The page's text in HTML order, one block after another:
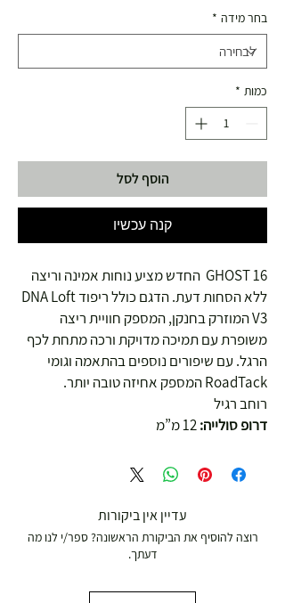
בחר מידה *
כמות *
הוסף לסל
קנה עכשיו
GHOST 16 החדש מציע נוחות אמינה וריצה
ללא הסחות דעת. הדגם כולל ריפוד DNA Loft
V3 המוזרק בחנקן, המספק חוויית ריצה
משופרת עם תמיכה מדויקת ורכה מתחת לכף
הרגל. עם שיפורים נוספים בהתאמה וגומי
RoadTack המספק אחיזה טובה יותר.
רוחב רגיל
דרופ סולייה:
עדיין אין ביקורות
רוצה להוסיף את הביקורת הראשונה? ספר/י לנו מה
דעתך.